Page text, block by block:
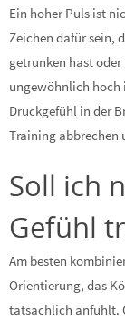
Ein hoher Puls ist
Zeichen dafür sein,
getrunken hast
ungewöhnlich hoch
Druckgefühl in der
Training abbrechen
Soll ich
Gefühl
Am besten
Orientierung, das
tatsächlich anfühlt.